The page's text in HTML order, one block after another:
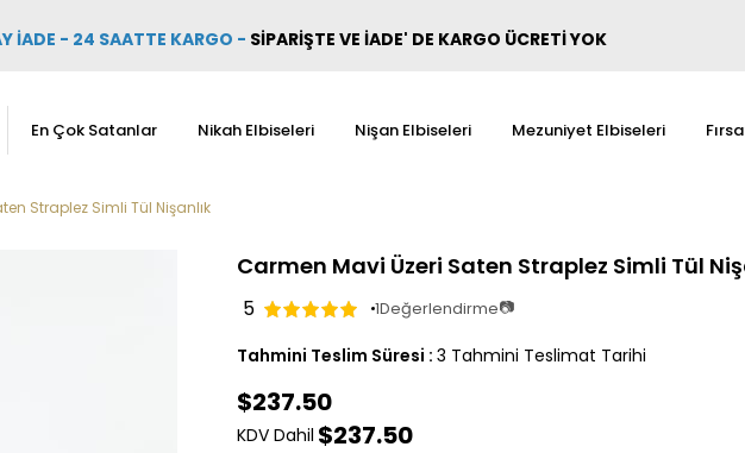
İADE - 24 SAATTE KARGO - SİPARİŞTE VE İADE' DE KARGO ÜCRETİ YOK
En Çok Satanlar Nikah Elbiseleri Nişan Elbiseleri Mezuniyet Elbiseleri
Straplez Simli Tül Nişanlık
Carmen Mavi Üzeri Saten Straplez Simli Tül
5 1Değerlendirme📷
Tahmini Teslim Süresi : 3 Tahmini Teslimat Tarihi
$237.50
KDV Dahil $237.50